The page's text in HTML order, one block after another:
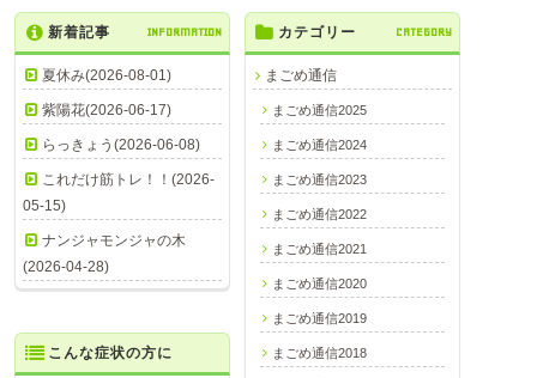
新着記事 INFORMATION
夏休み(2026-08-01)
紫陽花(2026-06-17)
らっきょう(2026-06-08)
これだけ筋トレ！！(2026-
05-15)
ナンジャモンジャの木
(2026-04-28)
カテゴリー CATEGORY
まごめ通信
まごめ通信2025
まごめ通信2024
まごめ通信2023
まごめ通信2022
まごめ通信2021
まごめ通信2020
まごめ通信2019
まごめ通信2018
こんな症状の方に